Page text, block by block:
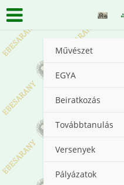
Művészet
EGYA
Beiratkozás
Továbbtanulás
Versenyek
Pályázatok